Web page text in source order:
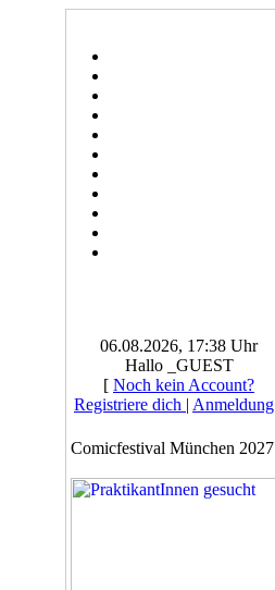
06.08.2026, 17:38 Uhr
Hallo _GUEST
[ Noch kein Account?
Registriere dich | Anmeldung
Comicfestival München 2027